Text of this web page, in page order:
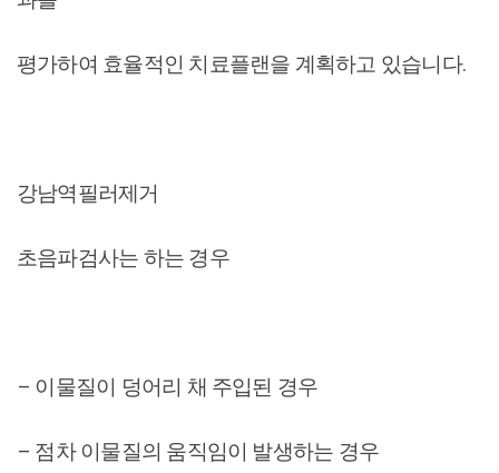
평가하여 효율적인 치료플랜을 계획하고 있습니다.
강남역필러제거
초음파검사는 하는 경우
– 이물질이 덩어리 채 주입된 경우
– 점차 이물질의 움직임이 발생하는 경우